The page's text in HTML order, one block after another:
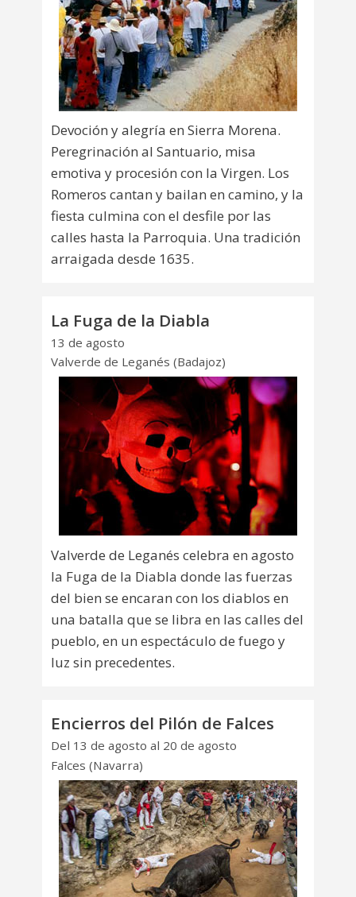
Devoción y alegría en Sierra Morena.
Peregrinación al Santuario, misa
emotiva y procesión con la Virgen. Los
Romeros cantan y bailan en camino, y la
fiesta culmina con el desfile por las
calles hasta la Parroquia. Una tradición
arraigada desde 1635.
La Fuga de la Diabla
13 de agosto
Valverde de Leganés (Badajoz)
Valverde de Leganés celebra en agosto
la Fuga de la Diabla donde las fuerzas
del bien se encaran con los diablos en
una batalla que se libra en las calles del
pueblo, en un espectáculo de fuego y
luz sin precedentes.
Encierros del Pilón de Falces
Del 13 de agosto al 20 de agosto
Falces (Navarra)